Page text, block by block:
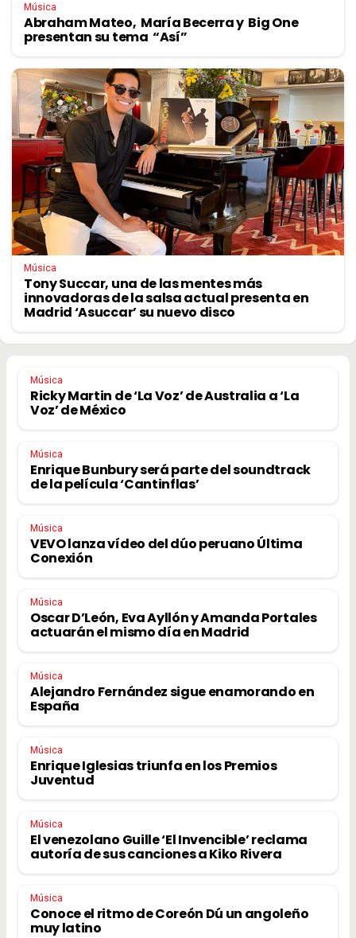
Música
Abraham Mateo, María Becerra y Big One
presentan su tema “Así”
Música
Tony Succar, una de las mentes más
innovadoras de la salsa actual presenta en
Madrid ‘Asuccar’ su nuevo disco
Música
Ricky Martin de ‘La Voz’ de Australia a ‘La
Voz’ de México
Música
Enrique Bunbury será parte del soundtrack
de la película ‘Cantinflas’
Música
VEVO lanza vídeo del dúo peruano Última
Conexión
Música
Oscar D’León, Eva Ayllón y Amanda Portales
actuarán el mismo día en Madrid
Música
Alejandro Fernández sigue enamorando en
España
Música
Enrique Iglesias triunfa en los Premios
Juventud
Música
El venezolano Guille ‘El Invencible’ reclama
autoría de sus canciones a Kiko Rivera
Música
Conoce el ritmo de Coreón Dú un angoleño
muy latino